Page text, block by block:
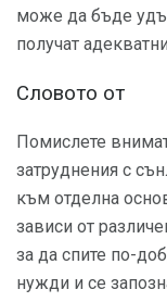
може да бъде
получат
Словото от
Помислете
затруднения с
към отделна
зависи от
за да спите по-
нужди и се